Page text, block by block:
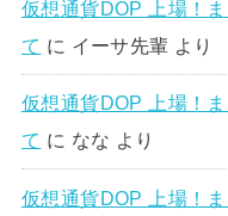
仮想通貨DOP 上場！
て に イーサ先輩 より
仮想通貨DOP 上場！
て に なな より
仮想通貨DOP 上場！